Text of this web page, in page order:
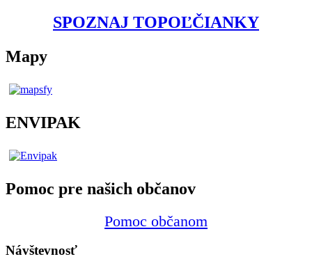
SPOZNAJ TOPOĽČIANKY
Mapy
ENVIPAK
Pomoc pre našich občanov
Pomoc občanom
Návštevnosť